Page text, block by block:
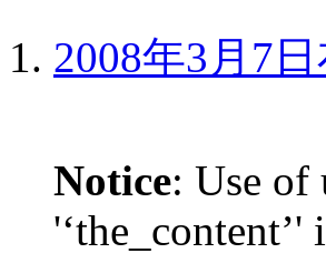
2008年3月7
Notice: Use of
'‘the_content’'